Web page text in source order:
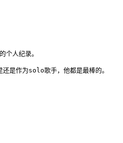
个人纪录。
还是作为solo歌手，他都是最棒的。